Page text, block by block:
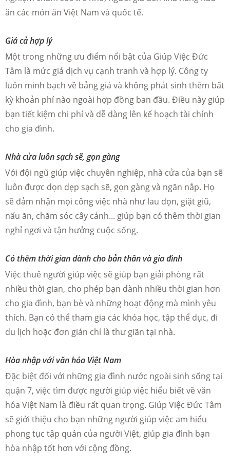
ăn các món ăn Việt Nam và quốc tế.
Giá cả hợp lý
Một trong những ưu điểm nổi bật của Giúp Việc Đức
Tâm là mức giá dịch vụ cạnh tranh và hợp lý. Công ty
luôn minh bạch về bảng giá và không phát sinh thêm bất
kỳ khoản phí nào ngoài hợp đồng ban đầu. Điều này giúp
bạn tiết kiệm chi phí và dễ dàng lên kế hoạch tài chính
cho gia đình.
Nhà cửa luôn sạch sẽ, gọn gàng
Với đội ngũ giúp việc chuyên nghiệp, nhà cửa của bạn sẽ
luôn được dọn dẹp sạch sẽ, gọn gàng và ngăn nắp. Họ
sẽ đảm nhận mọi công việc nhà như lau dọn, giặt giũ,
nấu ăn, chăm sóc cây cảnh... giúp bạn có thêm thời gian
nghỉ ngơi và tận hưởng cuộc sống.
Có thêm thời gian dành cho bản thân và gia đình
Việc thuê người giúp việc sẽ giúp bạn giải phóng rất
nhiều thời gian, cho phép bạn dành nhiều thời gian hơn
cho gia đình, bạn bè và những hoạt động mà mình yêu
thích. Bạn có thể tham gia các khóa học, tập thể dục, đi
du lịch hoặc đơn giản chỉ là thư giãn tại nhà.
Hòa nhập với văn hóa Việt Nam
Đặc biệt đối với những gia đình nước ngoài sinh sống tại
quận 7, việc tìm được người giúp việc hiểu biết về văn
hóa Việt Nam là điều rất quan trọng. Giúp Việc Đức Tâm
sẽ giới thiệu cho bạn những người giúp việc am hiểu
phong tục tập quán của người Việt, giúp gia đình bạn
hòa nhập tốt hơn với cộng đồng.